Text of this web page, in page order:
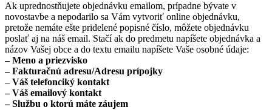
Ak uprednostňujete objednávku emailom, prípadne bývate v
novostavbe a nepodarilo sa Vám vytvoriť online objednávku,
pretože nemáte ešte pridelené popisné číslo, môžete objednávku
poslať aj na náš email. Stačí ak do predmetu napíšete objednávka a
názov Vašej obce a do textu emailu napíšete Vaše osobné údaje:
– Meno a priezvisko
– Fakturačnú adresu/Adresu prípojky
– Váš telefonciký kontakt
– Váš emailový kontakt
– Službu o ktorú máte záujem